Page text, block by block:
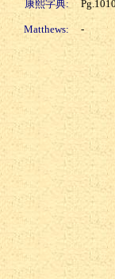
康熙字典:
Matthews: -